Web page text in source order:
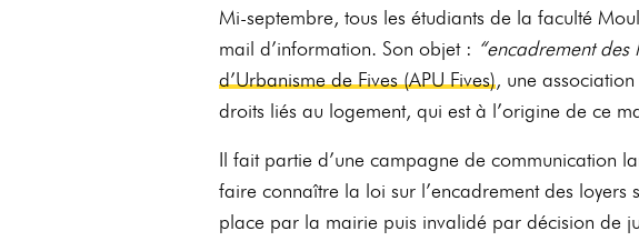
Mi-septembre, tous les étudiants de la faculté
mail d’information. Son objet : “encadrement des
d’Urbanisme de Fives (APU Fives), une
droits liés au logement, qui est à l’origine de ce
Il fait partie d’une campagne de communication
faire connaître la loi sur l’encadrement des
place par la mairie puis invalidé par décision de